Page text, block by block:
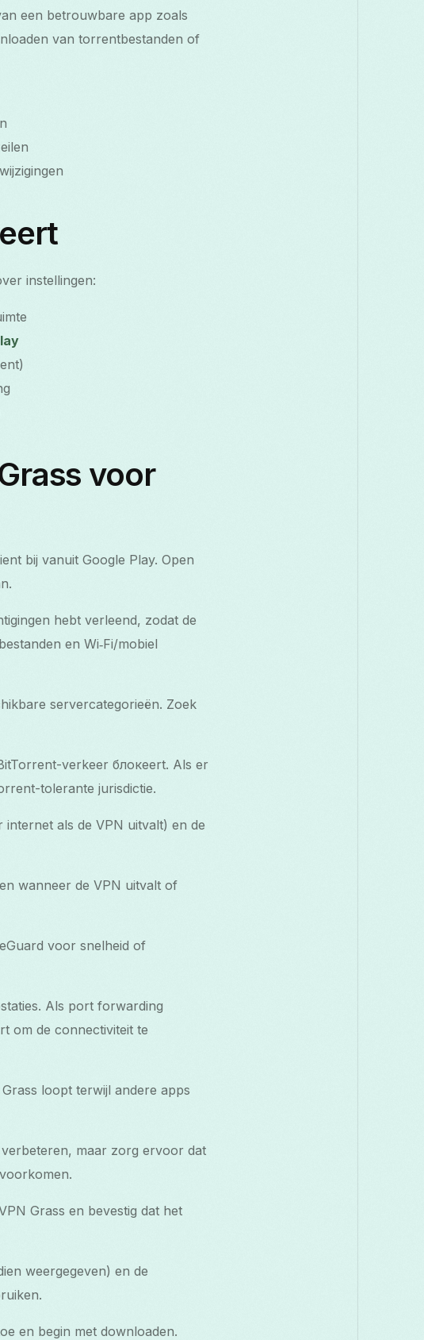
een betrouwbare app zoals
van torrentbestanden of
instellingen:
voor
bij vanuit Google Play. Open
hebt verleend, zodat de
en Wi‑Fi/mobiel
servercategorieën. Zoek
verkeer блокeert. Als er
tolerante jurisdictie.
als de VPN uitvalt) en de
wanneer de VPN uitvalt of
voor snelheid of
Als port forwarding
om de connectiviteit te
loopt terwijl andere apps
maar zorg ervoor dat
Grass en bevestig dat het
weergegeven) en de
en begin met downloaden.